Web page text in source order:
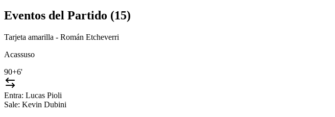
Eventos del Partido (15)
Tarjeta amarilla - Román Etcheverri
Acassuso
90+6'
Entra: Lucas Pioli
Sale: Kevin Dubini